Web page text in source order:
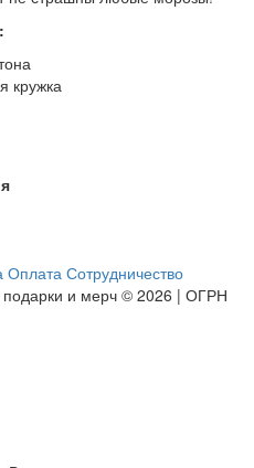
кружка
Оплата Сотрудничество
подарки и мерч © 2026 | ОГРН